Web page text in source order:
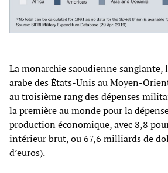
La monarchie saoudienne
arabe des États-Unis au Moyen-
au troisième rang des dépenses
la première au monde pour la
production économique, avec 8,8
intérieur brut, ou 67,6 milliards de
d’euros).